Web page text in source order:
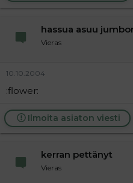
hassua asuu
Vieras
10.10.2004
:flower:
Ilmoita asiaton viesti
kerran pettänyt
Vieras